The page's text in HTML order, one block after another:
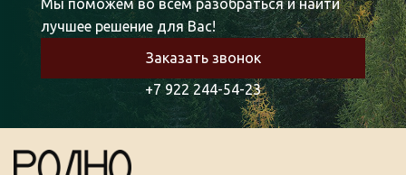
лучшее решение для Вас!
Заказать звонок
+7 922 244-54-23